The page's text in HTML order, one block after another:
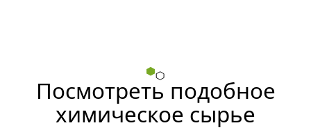
Посмотреть подобное
химическое сырье